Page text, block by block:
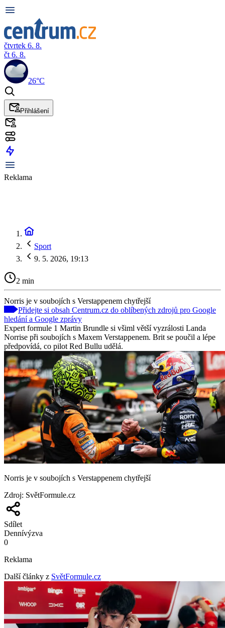
čtvrtek 6. 8.
čt 6. 8.
26°C
Přihlášení
Reklama
Sport
9. 5. 2026, 19:13
2 min
Norris je v soubojích s Verstappenem chytřejší
Přidejte si obsah Centrum.cz do oblíbených zdrojů pro Google
hledání a Google zprávy
Expert formule 1 Martin Brundle si všiml větší vyzrálosti Landa
Norrise při soubojích s Maxem Verstappenem. Brit se poučil a lépe
předpovídá, co pilot Red Bullu udělá.
Norris je v soubojích s Verstappenem chytřejší
Zdroj: SvětFormule.cz
Sdílet
Dennívýzva
0
Reklama
Další články z SvětFormule.cz